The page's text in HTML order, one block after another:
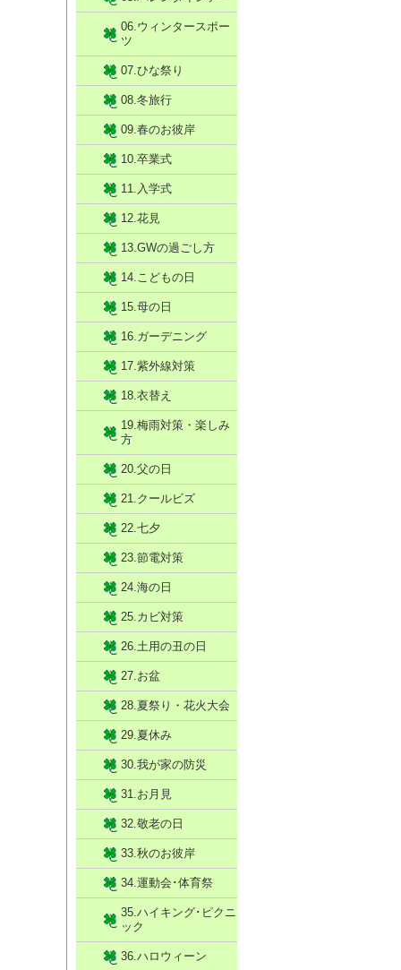
06.ウィンタースポー
ツ
07.ひな祭り
08.冬旅行
09.春のお彼岸
10.卒業式
11.入学式
12.花見
13.GWの過ごし方
14.こどもの日
15.母の日
16.ガーデニング
17.紫外線対策
18.衣替え
19.梅雨対策・楽しみ
方
20.父の日
21.クールビズ
22.七夕
23.節電対策
24.海の日
25.カビ対策
26.土用の丑の日
27.お盆
28.夏祭り・花火大会
29.夏休み
30.我が家の防災
31.お月見
32.敬老の日
33.秋のお彼岸
34.運動会･体育祭
35.ハイキング･ピクニ
ック
36.ハロウィーン